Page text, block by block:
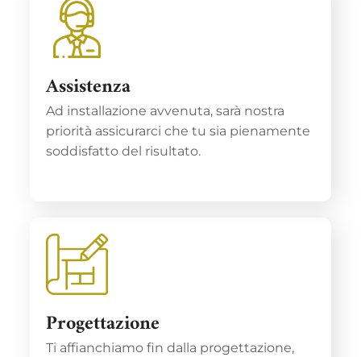
Assistenza
Ad installazione avvenuta, sarà nostra
priorità assicurarci che tu sia pienamente
soddisfatto del risultato.
Progettazione
Ti affianchiamo fin dalla progettazione,